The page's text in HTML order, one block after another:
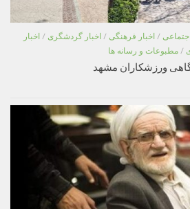
/ اخبار فرهنگی / اخبار گردشگری / اخبار
/ مطبوعات و رسانه ها
ورزشکاران مشهد